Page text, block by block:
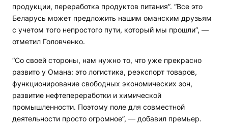
продукции, переработка продуктов питания”. “Все это
Беларусь может предложить нашим оманским друзьям
с учетом того непростого пути, который мы прошли”, —
отметил Головченко.
“Со своей стороны, нам нужно то, что уже прекрасно
развито у Омана: это логистика, реэкспорт товаров,
функционирование свободных экономических зон,
развитие нефтепереработки и химической
промышленности. Поэтому поле для совместной
деятельности просто огромное”, — добавил премьер.